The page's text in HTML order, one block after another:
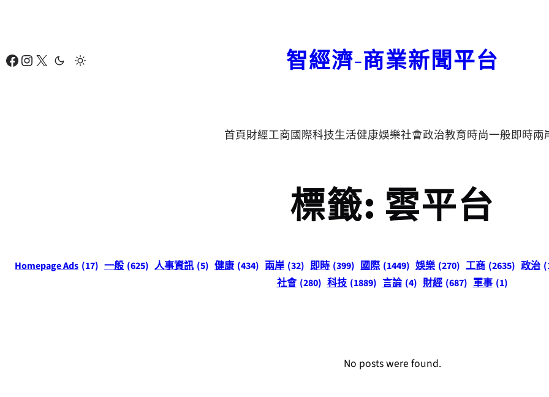
要
Facebook Instagram X 智經濟-商業新聞平台
首頁財經工商國際科技生活健康娛樂社會政治教育時尚一般即時兩
標籤: 雲平台
Homepage Ads (17) 一般 (625) 人事資訊 (5) 健康 (434) 兩岸 (32) 即時 (399) 國際 (1449) 娛樂 (270) 工商 (2635) 政治
社會 (280) 科技 (1889) 言論 (4) 財經 (687) 軍事 (1)
No posts were found.